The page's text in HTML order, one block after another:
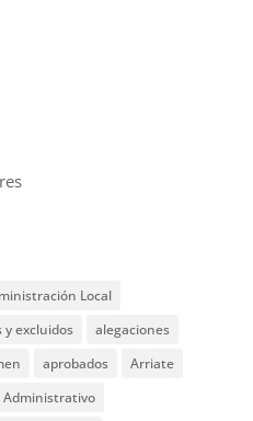
Local
y excluidos
alegaciones
aprobados
Arriate
Administrativo